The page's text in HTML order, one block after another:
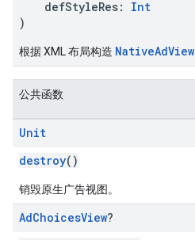
defStyleRes: Int
)
根据 XML 布局构造 NativeAdView
公共函数
Unit
destroy()
销毁原生广告视图。
AdChoicesView?